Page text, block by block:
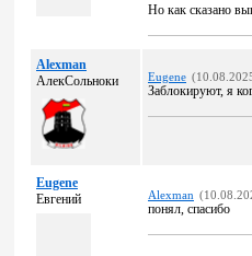
Но как сказано
Alexman
АлекСольноки
Eugene
Заблокируют, я
Eugene
Евгений
Alexman
понял, спасибо